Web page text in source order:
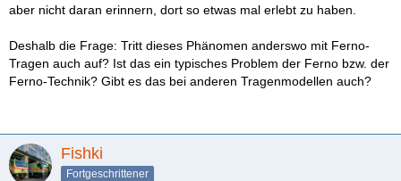
aber nicht daran erinnern, dort so etwas mal erlebt zu haben.
Deshalb die Frage: Tritt dieses Phänomen anderswo mit Ferno-
Tragen auch auf? Ist das ein typisches Problem der Ferno bzw. der
Ferno-Technik? Gibt es das bei anderen Tragenmodellen auch?
Fishki
Fortgeschrittener